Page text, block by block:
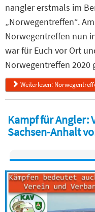
nangler erstmals im
„Norwegentreffen“.
Norwegentreffen nun
war für Euch vor Ort
Norwegentreffen 2020
Weiterlesen:
Kampf für Angler:
Sachsen-Anhalt